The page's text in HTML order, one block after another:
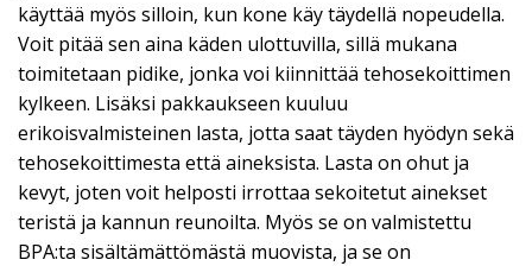
käyttää myös silloin, kun kone käy täydellä nopeudella.
Voit pitää sen aina käden ulottuvilla, sillä mukana
toimitetaan pidike, jonka voi kiinnittää tehosekoittimen
kylkeen. Lisäksi pakkaukseen kuuluu
erikoisvalmisteinen lasta, jotta saat täyden hyödyn sekä
tehosekoittimesta että aineksista. Lasta on ohut ja
kevyt, joten voit helposti irrottaa sekoitetut ainekset
teristä ja kannun reunoilta. Myös se on valmistettu
BPA:ta sisältämättömästä muovista, ja se on